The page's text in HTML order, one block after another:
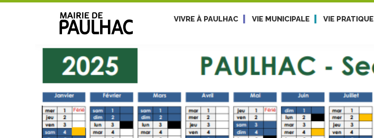
VIVRE À PAULHAC VIE MUNICIPALE VIE PRATIQUE